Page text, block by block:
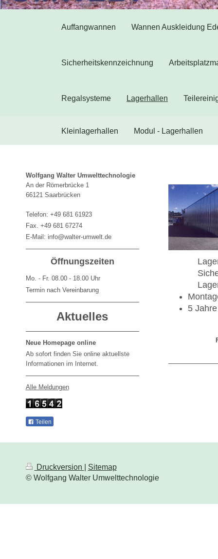
Auffangwannen Wannen Auskleidung
Sicherheitskennzeichnung
Regalsysteme Lagerhallen
Kleinlagerhallen Modul - Lagerhallen
5
Wolfgang Walter Umwelttechnologie
An der Römerbrücke 1
66121 Saarbrücken
Telefon: +49 681 61923
Fax. +49 681 67274
E-Mail: info@walter-umwelt.de
Öffnungszeiten
Mo. - Fr. 08.00 - 18.00 Uhr
Termin nach Vereinbarung
Aktuelles
Neue Homepage online
Ab sofort finden Sie online aktuellste
Informationen im Internet.
Alle Meldungen
Teilen
Druckversion
Sitemap
© Wolfgang Walter Umwelttechnologie